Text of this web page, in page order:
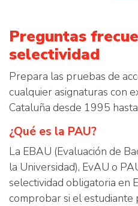
Preguntas
selectividad
Prepara las pruebas de
cualquier asignaturas con
Cataluña desde 1995
¿Qué es la PAU?
La EBAU (Evaluación de
la Universidad), EvAU o
selectividad obligatoria en
comprobar si el estudiante